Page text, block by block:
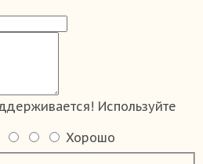
Используйте
Хорошо